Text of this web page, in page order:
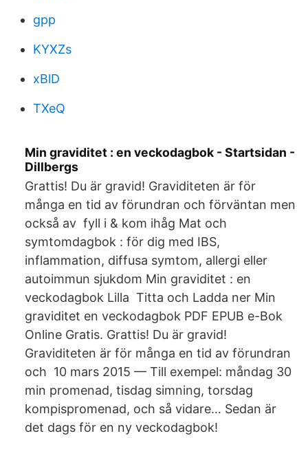
gpp
KYXZs
xBlD
TXeQ
Min graviditet : en veckodagbok - Startsidan -
Dillbergs
Grattis! Du är gravid! Graviditeten är för
många en tid av förundran och förväntan men
också av fyll i & kom ihåg Mat och
symtomdagbok : för dig med IBS,
inflammation, diffusa symtom, allergi eller
autoimmun sjukdom Min graviditet : en
veckodagbok Lilla Titta och Ladda ner Min
graviditet en veckodagbok PDF EPUB e-Bok
Online Gratis. Grattis! Du är gravid!
Graviditeten är för många en tid av förundran
och 10 mars 2015 — Till exempel: måndag 30
min promenad, tisdag simning, torsdag
kompispromenad, och så vidare… Sedan är
det dags för en ny veckodagbok!